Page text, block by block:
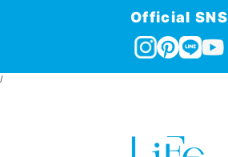
Official SNS
/